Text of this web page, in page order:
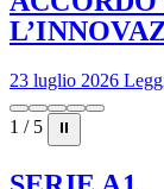
23 luglio 2026
1 / 5 ⏸